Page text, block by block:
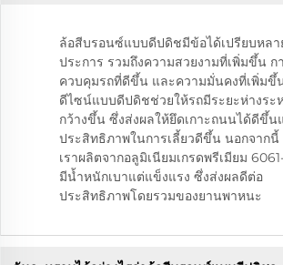
ล้อสีบรอนซ์แบบดีปดิชมีข้อได้เปรียบหลา
ประการ รวมถึงความสวยงามที่เพิ่มขึ้น ก
ควบคุมรถที่ดีขึ้น และความมั่นคงที่เพิ่มขึ้
ดีไซน์แบบดีปดิชช่วยให้รถมีระยะห่างระ
กว้างขึ้น ซึ่งส่งผลให้ยึดเกาะถนนได้ดีขึ้น
ประสิทธิภาพในการเลี้ยวดีขึ้น นอกจากนี้
เราผลิตจากอลูมิเนียมเกรดพรีเมียม
มีน้ำหนักเบาแต่แข็งแรง ซึ่งส่งผลดีต่อ
ประสิทธิภาพโดยรวมของยานพาหนะ